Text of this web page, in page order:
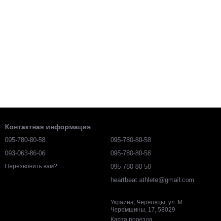
Контактная информация
095-780-80-58
093-063-86-06
Перезвонить вам?
095-780-80-58
095-780-80-58
095-780-80-58
heartbeat.athlete@gmail.com
Украина, Черновцы, ул. М.
Черемшины, 17, 58029
Карта проезда